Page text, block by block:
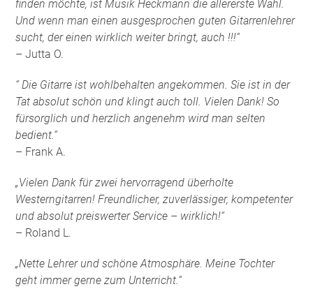
finden möchte, ist Musik Heckmann die allererste Wahl.
Und wenn man einen ausgesprochen guten Gitarrenlehrer
sucht, der einen wirklich weiter bringt, auch !!!“
– Jutta O.
“ Die Gitarre ist wohlbehalten angekommen. Sie ist in der
Tat absolut schön und klingt auch toll. Vielen Dank! So
fürsorglich und herzlich angenehm wird man selten
bedient.“
– Frank A.
„Vielen Dank für zwei hervorragend überholte
Westerngitarren! Freundlicher, zuverlässiger, kompetenter
und absolut preiswerter Service – wirklich!“
– Roland L.
„Nette Lehrer und schöne Atmosphäre. Meine Tochter
geht immer gerne zum Unterricht.“